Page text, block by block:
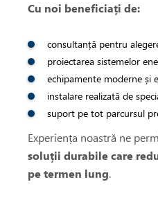
Cu noi beneficiați de:
consultanță pentru
proiectarea sistemelor
echipamente moderne și
instalare realizată de
suport pe tot parcursul
Experiența noastră ne
soluții durabile care
pe termen lung.